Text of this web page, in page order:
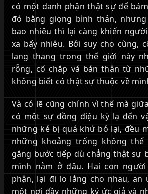
có một danh phận thật sự để
đó bằng giọng bình thản,
bao nhiêu thì lại càng khiến
xa bấy nhiêu. Bởi suy cho cùng,
lang thang trong thế giới này
rỗng, cố chắp vá bản thân từ
không biết có thật sự thuộc về
Và có lẽ cũng chính vì thế mà
có một sự đồng điệu kỳ lạ đến
những kẻ bị quá khứ bỏ lại, đều
những khoảng trống không thể
gắng bước tiếp dù chẳng thật sự
mình nằm ở đâu. Hai con
phận, lại đi lo lắng cho nhau, an
một nơi đầy những ký ức giả và